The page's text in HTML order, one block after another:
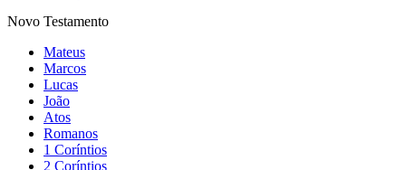
Novo Testamento
Mateus
Marcos
Lucas
João
Atos
Romanos
1 Coríntios
2 Coríntios